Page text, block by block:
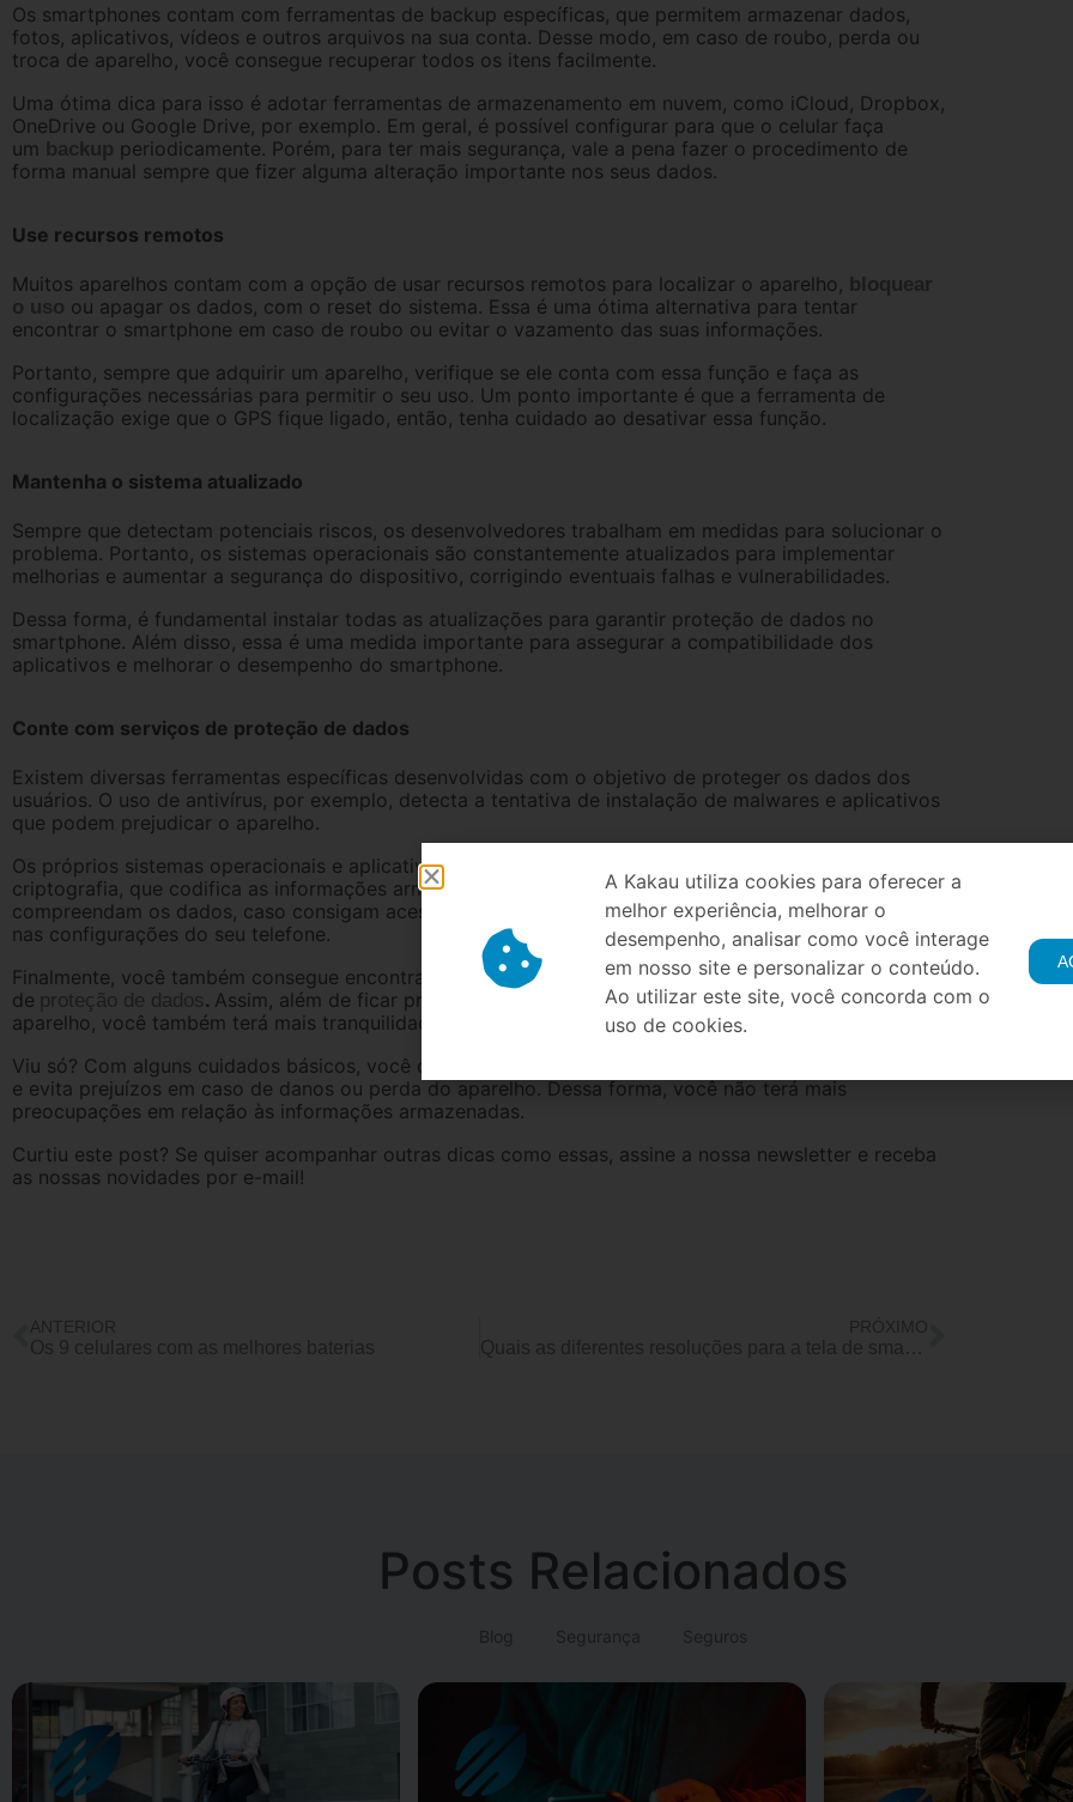
Os smartphones contam com ferramentas de backup específicas, que permitem armazenar dados,
fotos, aplicativos, vídeos e outros arquivos na sua conta. Desse modo, em caso de roubo, perda ou
troca de aparelho, você consegue recuperar todos os itens facilmente.
Uma ótima dica para isso é adotar ferramentas de armazenamento em nuvem, como iCloud, Dropbox,
OneDrive ou Google Drive, por exemplo. Em geral, é possível configurar para que o celular faça
um backup periodicamente. Porém, para ter mais segurança, vale a pena fazer o procedimento de
forma manual sempre que fizer alguma alteração importante nos seus dados.
Use recursos remotos
Muitos aparelhos contam com a opção de usar recursos remotos para localizar o aparelho,
bloquear
o uso ou apagar os dados, com o reset do sistema. Essa é uma ótima alternativa para tentar
encontrar o smartphone em caso de roubo ou evitar o vazamento das suas informações.
Portanto, sempre que adquirir um aparelho, verifique se ele conta com essa função e faça as
configurações necessárias para permitir o seu uso. Um ponto importante é que a ferramenta de
localização exige que o GPS fique ligado, então, tenha cuidado ao desativar essa função.
Mantenha o sistema atualizado
Sempre que detectam potenciais riscos, os desenvolvedores trabalham em medidas para solucionar o
problema. Portanto, os sistemas operacionais são constantemente atualizados para implementar
melhorias e aumentar a segurança do dispositivo, corrigindo eventuais falhas e vulnerabilidades.
Dessa forma, é fundamental instalar todas as atualizações para garantir proteção de dados no
smartphone. Além disso, essa é uma medida importante para assegurar a compatibilidade dos
aplicativos e melhorar o desempenho do smartphone.
Conte com serviços de proteção de dados
Existem diversas ferramentas específicas desenvolvidas com o objetivo de proteger os dados dos
usuários. O uso de antivírus, por exemplo, detecta a tentativa de instalação de malwares e aplicativos
que podem prejudicar o aparelho.
Os próprios sistemas operacionais e aplicativos também contam com firewall, que detecta intrusos, e
criptografia, que codifica as informações armazenadas, impedindo que pessoas não autorizadas
compreendam os dados, caso consigam acessá-los. Portanto, sempre deixe essas opções ativadas
nas configurações do seu telefone.
Finalmente, você também consegue encontrar seguros para celular que oferecem serviços
de proteção de dados . Assim, além de ficar protegido em caso de roubo ou danos acidentais no
aparelho, você também terá mais tranquilidade em relação às suas informações.
Viu só? Com alguns cuidados básicos, você consegue aumentar a proteção de dados no smartphone
e evita prejuízos em caso de danos ou perda do aparelho. Dessa forma, você não terá mais
preocupações em relação às informações armazenadas.
Curtiu este post? Se quiser acompanhar outras dicas como essas, assine a nossa newsletter e receba
as nossas novidades por e-mail!
ANTERIOR
Os 9 celulares com as melhores baterias
PRÓXIMO
Posts Relacionados
Blog Segurança Seguros
A Kakau utiliza cookies para oferecer a
melhor experiência, melhorar o
desempenho, analisar como você interage
em nosso site e personalizar o conteúdo.
Ao utilizar este site, você concorda com o
uso de cookies.